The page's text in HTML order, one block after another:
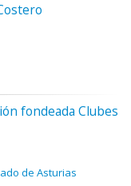
fondeada Clubes
de Asturias